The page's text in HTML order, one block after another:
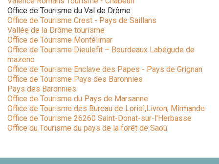
Office de Tourisme du Val de Drôme
Office de Tourisme Crest - Pays de Saillans
Vallée de la Drôme tourisme
Office de Tourisme Montélimar
Office de Tourisme Dieulefit – Bourdeaux Labégude de
mazenc
Office de Tourisme Enclave des Papes - Pays de Grignan
Office de Tourisme Pays des Baronnies
Pays des Baronnies
Office de Tourisme du Pays de Marsanne
Office de Tourisme des Bureau de Loriol,Livron, Mirmande
Office de Tourisme 26260 Saint-Donat-sur-l'Herbasse
Office du Tourisme du pays de la forêt de Saoû